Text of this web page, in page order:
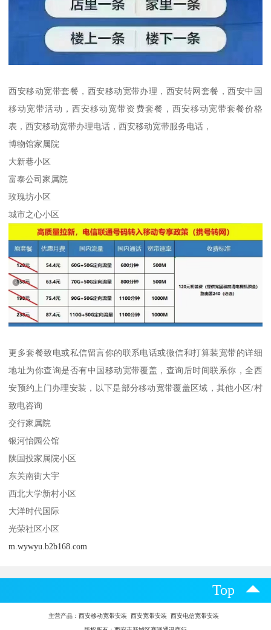
西安移动宽带套餐，西安移动宽带办理，西安转网套餐，西安中国
移动宽带活动，西安移动宽带资费套餐，西安移动宽带套餐价格
表，西安移动宽带办理电话，西安移动宽带服务电话，
博物馆家属院
大新巷小区
富泰公司家属院
玫瑰坊小区
城市之心小区
更多套餐致电或私信留言你的联系电话或微信和打算装宽带的详细
地址为你查询是否有中国移动宽带覆盖，查询后时间联系你，全西
安预约上门办理安装，以下是部分移动宽带覆盖区域，其他小区/村
致电咨询
交行家属院
银河怡园公馆
陕国投家属院小区
东关南街大宇
西北大学新村小区
大洋时代国际
光荣社区小区
m.wywyu.b2b168.com
Top
主营产品： 西安移动宽带安装 西安宽带安装 西安电信宽带安装